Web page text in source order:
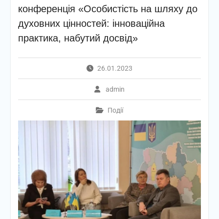
конференція «Особистість на шляху до
духовних цінностей: інноваційна
практика, набутий досвід»
26.01.2023
admin
Події